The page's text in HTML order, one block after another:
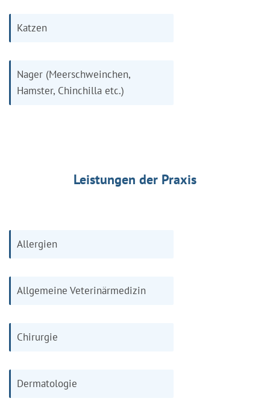
Katzen
Nager (Meerschweinchen,
Hamster, Chinchilla etc.)
Leistungen der Praxis
Allergien
Allgemeine Veterinärmedizin
Chirurgie
Dermatologie